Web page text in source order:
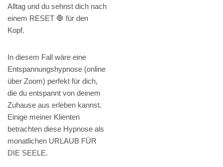
Alltag und du sehnst dich nach
einem RESET 🛑 für den
Kopf.
In diesem Fall wäre eine
Entspannungshypnose (online
über Zoom) perfekt für dich,
die du entspannt von deinem
Zuhause aus erleben kannst.
Einige meiner Klienten
betrachten diese Hypnose als
monatlichen URLAUB FÜR
DIE SEELE.